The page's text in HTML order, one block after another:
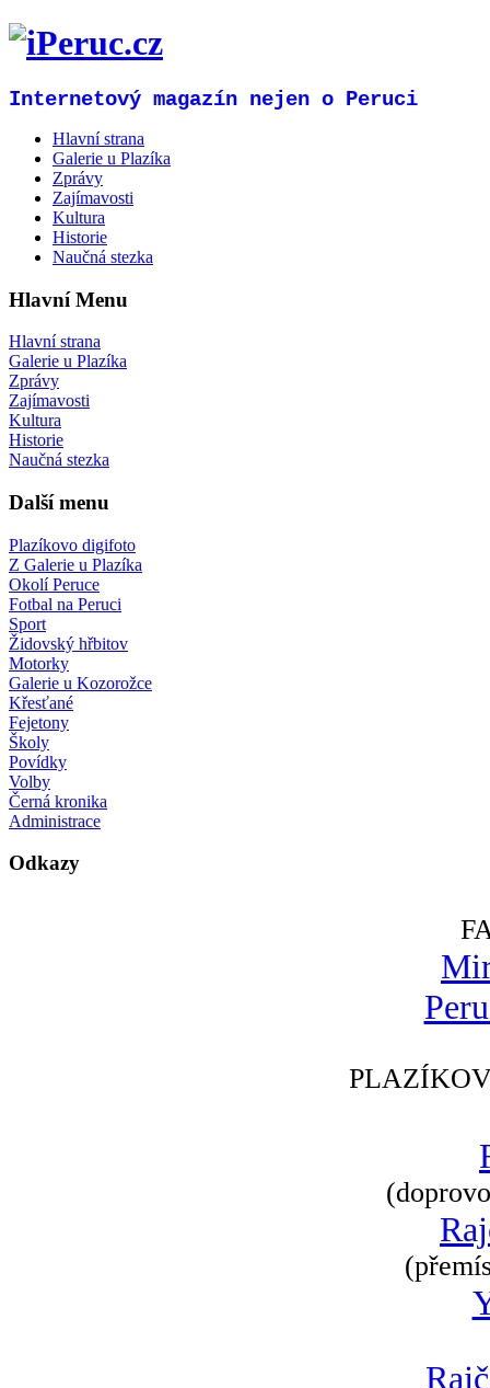
Internetový magazín nejen o Peruci
Hlavní strana
Galerie u Plazíka
Zprávy
Zajímavosti
Kultura
Historie
Naučná stezka
Hlavní Menu
Hlavní strana
Galerie u Plazíka
Zprávy
Zajímavosti
Kultura
Historie
Naučná stezka
Další menu
Plazíkovo digifoto
Z Galerie u Plazíka
Okolí Peruce
Fotbal na Peruci
Sport
Židovský hřbitov
Motorky
Galerie u Kozorožce
Křesťané
Fejetony
Školy
Povídky
Volby
Černá kronika
Administrace
Odkazy